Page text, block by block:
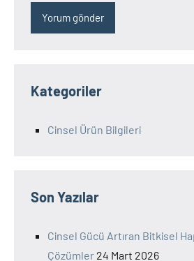
Kategoriler
Cinsel Ürün Bilgileri
Son Yazılar
Cinsel Gücü Artıran Bitkisel
Çözümler 24 Mart 2026